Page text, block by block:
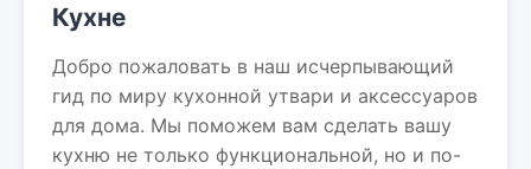
Кухне
Добро пожаловать в наш исчерпывающий
гид по миру кухонной утвари и аксессуаров
для дома. Мы поможем вам сделать вашу
кухню не только функциональной, но и по-